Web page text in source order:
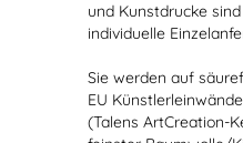
und Kunstdrucke
individuelle
Sie werden auf
EU
(Talens ArtCreation-